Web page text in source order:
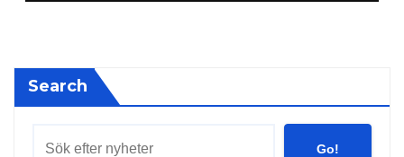
Search
Go!